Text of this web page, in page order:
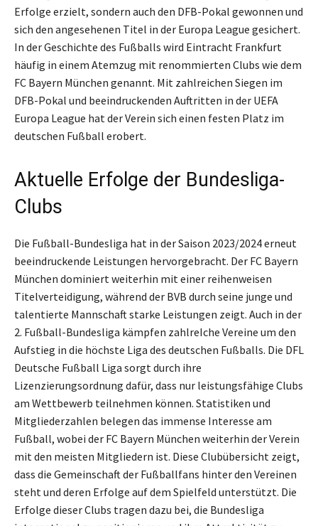
Erfolge erzielt, sondern auch den DFB-Pokal gewonnen und
sich den angesehenen Titel in der Europa League gesichert.
In der Geschichte des Fußballs wird Eintracht Frankfurt
häufig in einem Atemzug mit renommierten Clubs wie dem
FC Bayern München genannt. Mit zahlreichen Siegen im
DFB-Pokal und beeindruckenden Auftritten in der UEFA
Europa League hat der Verein sich einen festen Platz im
deutschen Fußball erobert.
Aktuelle Erfolge der Bundesliga-
Clubs
Die Fußball-Bundesliga hat in der Saison 2023/2024 erneut
beeindruckende Leistungen hervorgebracht. Der FC Bayern
München dominiert weiterhin mit einer reihenweisen
Titelverteidigung, während der BVB durch seine junge und
talentierte Mannschaft starke Leistungen zeigt. Auch in der
2. Fußball-Bundesliga kämpfen zahlreIche Vereine um den
Aufstieg in die höchste Liga des deutschen Fußballs. Die DFL
Deutsche Fußball Liga sorgt durch ihre
Lizenzierungsordnung dafür, dass nur leistungsfähige Clubs
am Wettbewerb teilnehmen können. Statistiken und
Mitgliederzahlen belegen das immense Interesse am
Fußball, wobei der FC Bayern München weiterhin der Verein
mit den meisten Mitgliedern ist. Diese Clubübersicht zeigt,
dass die Gemeinschaft der Fußballfans hinter den Vereinen
steht und deren Erfolge auf dem Spielfeld unterstützt. Die
Erfolge dieser Clubs tragen dazu bei, die Bundesliga